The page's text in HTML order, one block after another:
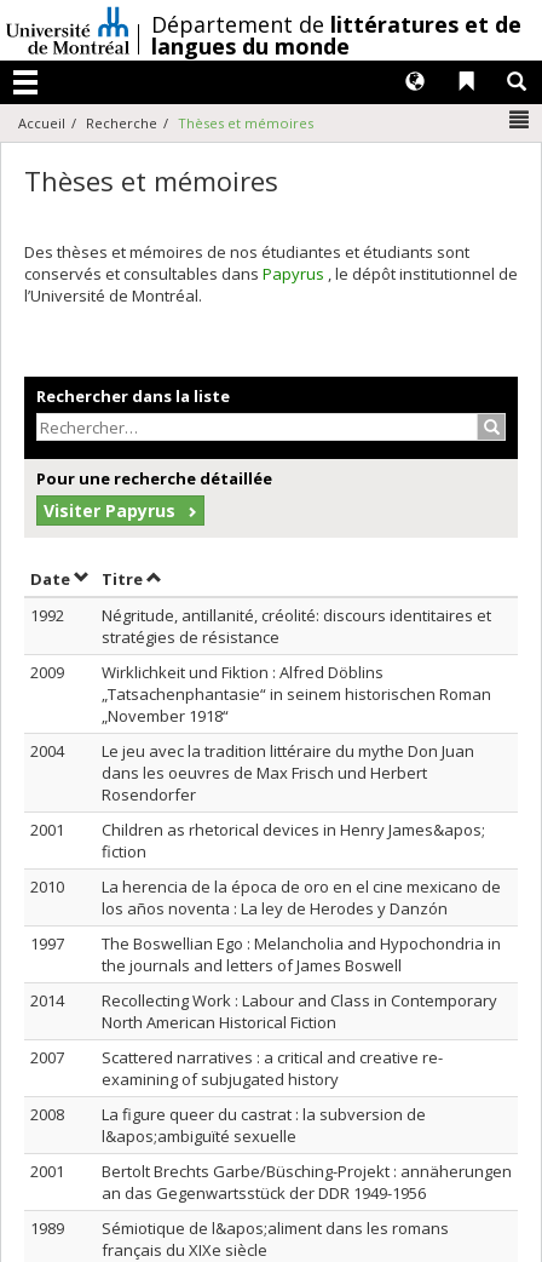
au
contenu
/Département de littératures et de
langues du monde
Menu
Liens
Langues
Accueil Recherche Thèses et mémoires
Thèses et mémoires
Des thèses et mémoires de nos étudiantes et étudiants sont
conservés et consultables dans Papyrus , le dépôt institutionnel de
l’Université de Montréal.
Rechercher dans la liste
Pour une recherche détaillée
Visiter Papyrus
DateTrier par date en ordre croissant
TitreTrier par titre en ordre croissant
1992
Négritude, antillanité, créolité: discours identitaires et
stratégies de résistance
2009
Wirklichkeit und Fiktion : Alfred Döblins
„Tatsachenphantasie“ in seinem historischen Roman
„November 1918“
2004
Le jeu avec la tradition littéraire du mythe Don Juan
dans les oeuvres de Max Frisch und Herbert
Rosendorfer
2001
Children as rhetorical devices in Henry James&apos;
fiction
2010
La herencia de la época de oro en el cine mexicano de
los años noventa : La ley de Herodes y Danzón
1997
The Boswellian Ego : Melancholia and Hypochondria in
the journals and letters of James Boswell
2014
Recollecting Work : Labour and Class in Contemporary
North American Historical Fiction
2007
Scattered narratives : a critical and creative re-
examining of subjugated history
2008
La figure queer du castrat : la subversion de
l&apos;ambiguïté sexuelle
2001
Bertolt Brechts Garbe/Büsching-Projekt : annäherungen
an das Gegenwartsstück der DDR 1949-1956
1989
Sémiotique de l&apos;aliment dans les romans
français du XIXe siècle